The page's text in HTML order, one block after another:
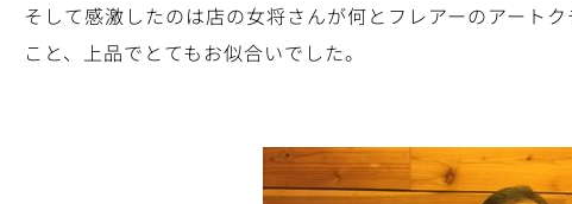
そして感激したのは店の女将さんが何とフレアーのアート
こと、上品でとてもお似合いでした。